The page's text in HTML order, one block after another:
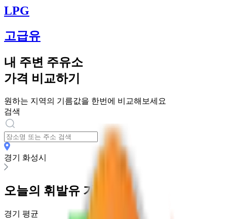
LPG
고급유
내 주변 주유소
가격 비교하기
원하는 지역의 기름값을 한번에 비교해보세요
검색
경기 화성시
오늘의 휘발유 가격
경기 평균